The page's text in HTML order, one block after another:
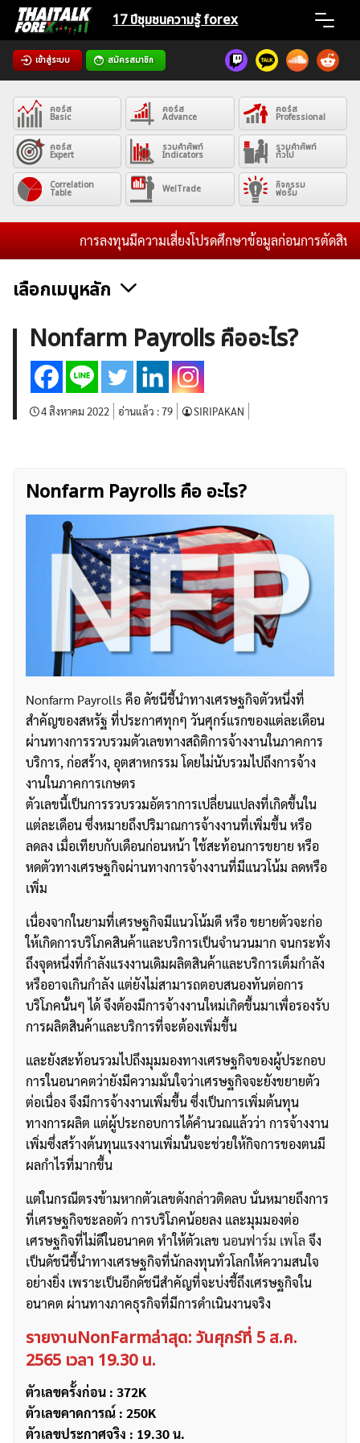
Skip
content
17 ปีชุมชนความรู้ forex
เข้าสู่ระบบ สมัครสมาชิก
Home
News
Articles
VPS Register
ค้นหา
สำหรับ:
คอร์ส
Basic
คอร์ส
Advance
คอร์ส
Professional
คอร์ส
Expert
รวมคำศัพท์
Indicators
รวมคำศัพท์
ทั่วไป
Correlation
Table WelTrade กิจกรรม
ฟอรั่ม
การลงทุนมีความเสี่ยงโปรดศึกษาข้อมูลก่อนการตัดสินใจ
เลือกเมนูหลัก
ข่าวฟอเร็กซ์และสกุลเงิน คริปโตเคอร์เรนซี
ฟรีซิกแนล รายวัน
บทวิเคราะห์
เศรษฐกิจทั่วไป ดัชนี-หุ้น
สินค้าโภคภัณฑ์
โบรกเกอร์ FX
โปรโมชั่น Forex
Nonfarm Payrolls คืออะไร?
4 สิงหาคม 2022 อ่านแล้ว :79 SIRIPAKAN
Nonfarm Payrolls คือ อะไร?
Nonfarm Payrolls คือ ดัชนีชี้นำทางเศรษฐกิจตัวหนึ่งที่
สำคัญของสหรัฐ ที่ประกาศทุกๆ วันศุกร์แรกของแต่ละเดือน
ผ่านทางการรวบรวมตัวเลขทางสถิติการจ้างงานในภาคการ
บริการ, ก่อสร้าง, อุตสาหกรรม โดยไม่นับรวมไปถึงการจ้าง
งานในภาคการเกษตร
ตัวเลขนี้เป็นการรวบรวมอัตราการเปลี่ยนแปลงที่เกิดขึ้นใน
แต่ละเดือน ซึ่งหมายถึงปริมาณการจ้างงานที่เพิ่มขึ้น หรือ
ลดลง เมื่อเทียบกับเดือนก่อนหน้า ใช้สะท้อนการขยาย หรือ
หดตัวทางเศรษฐกิจผ่านทางการจ้างงานที่มีแนวโน้ม ลดหรือ
เพิ่ม
เนื่องจากในยามที่เศรษฐกิจมีแนวโน้มดี หรือ ขยายตัวจะก่อ
ให้เกิดการบริโภคสินค้าและบริการเป็นจำนวนมาก จนกระทั่ง
ถึงจุดหนึ่งที่กำลังแรงงานเดิมผลิตสินค้าและบริการเต็มกำลัง
หรืออาจเกินกำลัง แต่ยังไม่สามารถตอบสนองทันต่อการ
บริโภคนั้นๆ ได้ จึงต้องมีการจ้างงานใหม่เกิดขึ้นมาเพื่อรองรับ
การผลิตสินค้าและบริการที่จะต้องเพิ่มขึ้น
และยังสะท้อนรวมไปถึงมุมมองทางเศรษฐกิจของผู้ประกอบ
การในอนาคตว่ายังมีความมั่นใจว่าเศรษฐกิจจะยังขยายตัว
ต่อเนื่อง จึงมีการจ้างงานเพิ่มขึ้น ซึ่งเป็นการเพิ่มต้นทุน
ทางการผลิต แต่ผู้ประกอบการได้คำนวณแล้วว่า การจ้างงาน
เพิ่มซึ่งสร้างต้นทุนแรงงานเพิ่มนั้นจะช่วยให้กิจการของตนมี
ผลกำไรที่มากขึ้น
แต่ในกรณีตรงข้ามหากตัวเลขดังกล่าวติดลบ นั่นหมายถึงการ
ที่เศรษฐกิจชะลอตัว การบริโภคน้อยลง และมุมมองต่อ
เศรษฐกิจที่ไม่ดีในอนาคต ทำให้ตัวเลข นอนฟาร์ม เพโล จึง
เป็นดัชนีชี้นำทางเศรษฐกิจที่นักลงทุนทั่วโลกให้ความสนใจ
อย่างยิ่ง เพราะเป็นอีกดัชนีสำคัญที่จะบ่งชี้ถึงเศรษฐกิจใน
อนาคต ผ่านทางภาคธุรกิจที่มีการดำเนินงานจริง
รายงานNonFarmล่าสุด: วันศุกร์ที่ 5 ส.ค.
2565 เวลา 19.30 น.
ตัวเลขครั้งก่อน : 372K
ตัวเลขคาดการณ์ : 250K
ตัวเลขประกาศจริง : 19.30 น.